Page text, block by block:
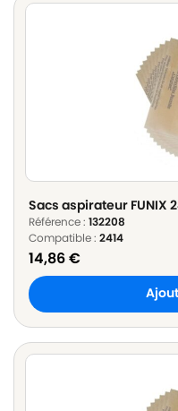
Sacs aspirateur FUNIX
Référence : 132208
Compatible : 2414
14,86€